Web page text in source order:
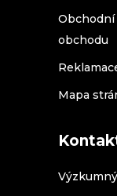
obchodu
Mapa